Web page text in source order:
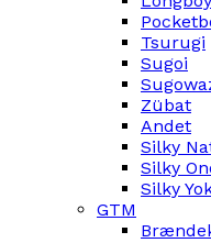
Tsurugi
Sugoi
Zübat
Andet
Silky
Silky
Silky
GTM